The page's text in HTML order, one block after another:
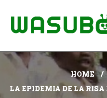
HOME
LA EPIDEMIA DE LA